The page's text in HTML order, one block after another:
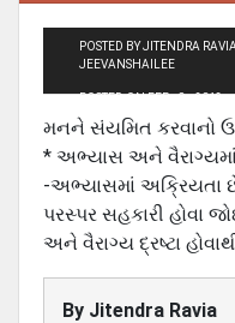
POSTED BY JITENDRA RAVIA ,
JEEVANSHAILEE
POSTED ON FEB - 9 - 2013
મનને સંયમિત કરવાનો
* અભ્યાસ અને
-અભ્યાસમાં અક્રિયતા
પરસ્પર સહકારી હોવા
અને વૈરાગ્ય દ્રષ્ટા
By Jitendra Ravia